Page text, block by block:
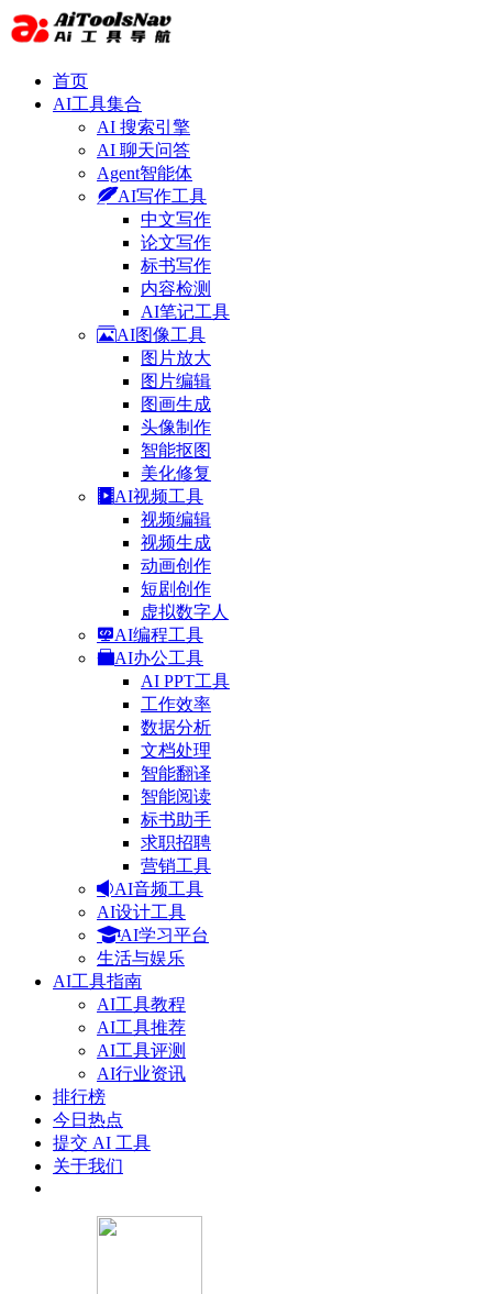
首页
AI工具集合
AI 搜索引擎
AI 聊天问答
Agent智能体
AI写作工具
中文写作
论文写作
标书写作
内容检测
AI笔记工具
AI图像工具
图片放大
图片编辑
图画生成
头像制作
智能抠图
美化修复
AI视频工具
视频编辑
视频生成
动画创作
短剧创作
虚拟数字人
AI编程工具
AI办公工具
AI PPT工具
工作效率
数据分析
文档处理
智能翻译
智能阅读
标书助手
求职招聘
营销工具
AI音频工具
AI设计工具
AI学习平台
生活与娱乐
AI工具指南
AI工具教程
AI工具推荐
AI工具评测
AI行业资讯
排行榜
今日热点
提交 AI 工具
关于我们